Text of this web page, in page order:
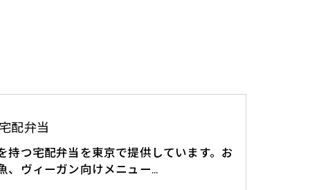
配弁当
持つ宅配弁当を東京で提供しています。お
、ヴィーガン向けメニュー…